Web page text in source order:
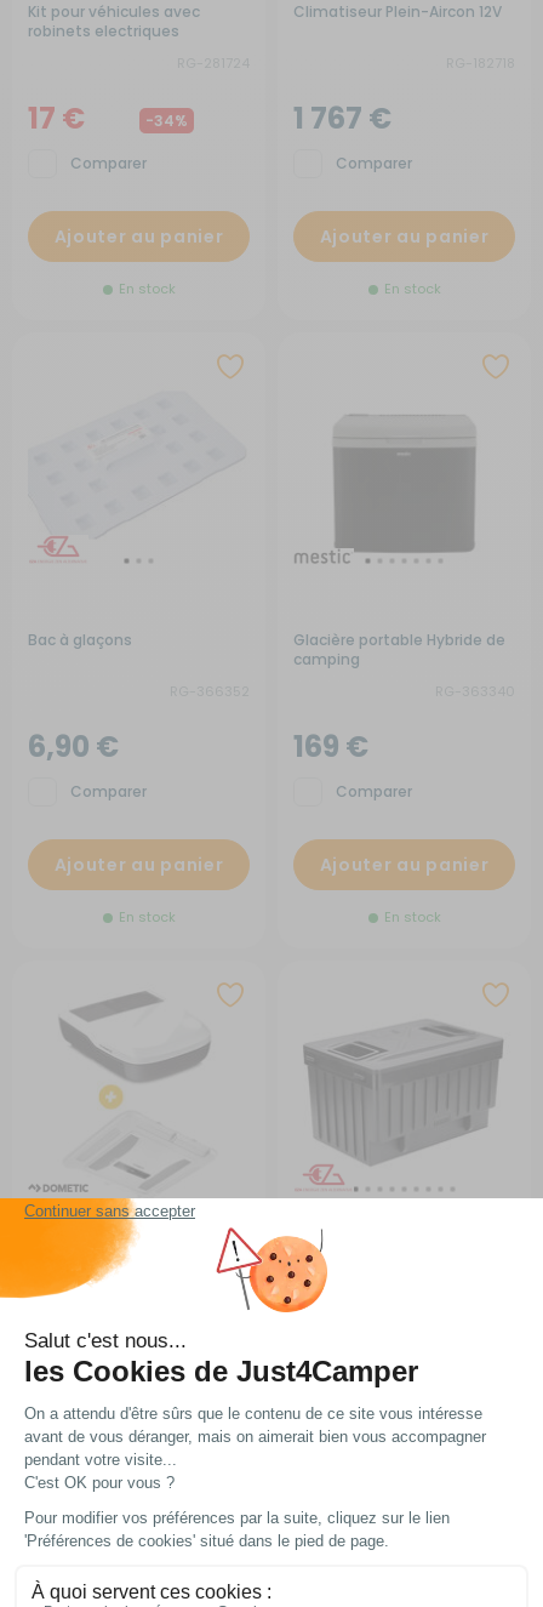
Kit pour véhicules avec
robinets electriques
17 € -34%
Comparer
Ajouter au panier
En stock
Climatiseur Plein-Aircon 12V
1 767 €
Comparer
Ajouter au panier
En stock
Bac à glaçons
6,90 €
Comparer
Ajouter au panier
En stock
Glacière portable Hybride de
camping
169 €
Comparer
Ajouter au panier
En stock
Pack climatiseur FreshJet
FJZ4 1700 W avec diffuseur
2 299 € -10%
Comparer
Ajouter au panier
En stock
Batterie amovible pour
glacières
89 €
Comparer
En stock